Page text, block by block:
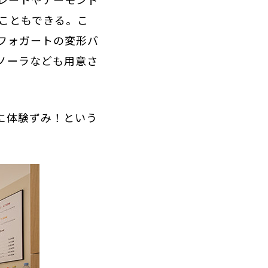
ともできる。こ
ォガートの変形バ
ーラなども用意さ
体験ずみ！という